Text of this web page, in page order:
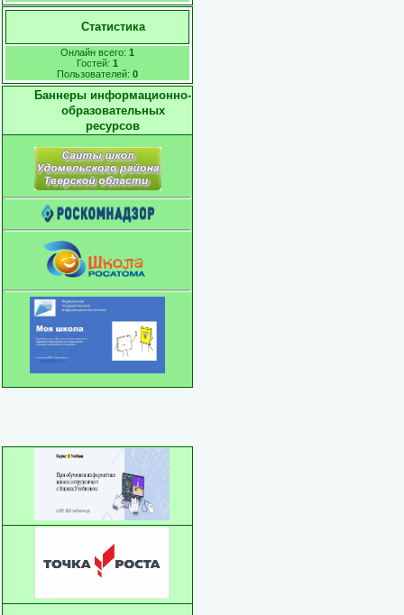
Статистика
Онлайн всего: 1
Гостей: 1
Пользователей: 0
Баннеры информационно-
образовательных
ресурсов